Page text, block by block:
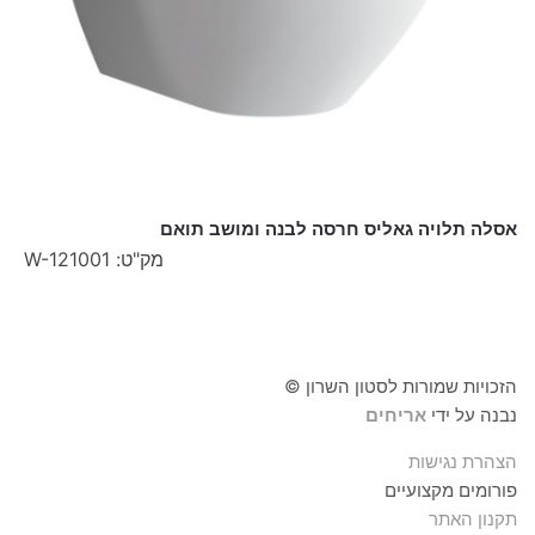
אסלה תלויה גאליס חרסה לבנה ומושב תואם
מק"ט: W-121001
הזכויות שמורות לסטון השרון ©
נבנה על ידי אריחים
הצהרת נגישות
פורומים מקצועיים
תקנון האתר